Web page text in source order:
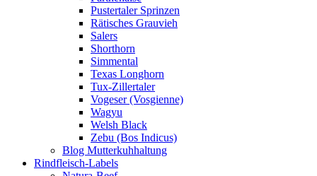
Pustertaler Sprinzen
Rätisches Grauvieh
Salers
Shorthorn
Simmental
Texas Longhorn
Tux-Zillertaler
Vogeser (Vosgienne)
Wagyu
Welsh Black
Zebu (Bos Indicus)
Blog Mutterkuhhaltung
Rindfleisch-Labels